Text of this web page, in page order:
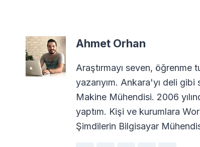
Ahmet Orhan
Araştırmayı seven,
yazarıyım. Ankara'yı deli
Makine Mühendisi. 2006
yaptım. Kişi ve kurumlara
Şimdilerin Bilgisayar